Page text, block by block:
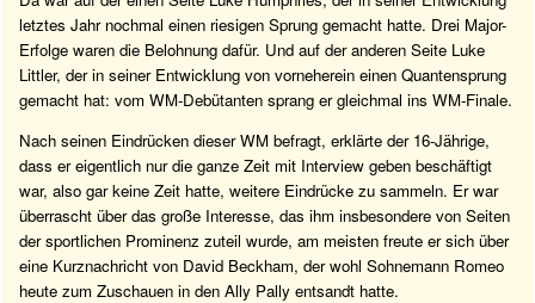
letztes Jahr nochmal einen riesigen Sprung gemacht hatte. Drei Major-
Erfolge waren die Belohnung dafür. Und auf der anderen Seite Luke
Littler, der in seiner Entwicklung von vorneherein einen Quantensprung
gemacht hat: vom WM-Debütanten sprang er gleichmal ins WM-Finale.
Nach seinen Eindrücken dieser WM befragt, erklärte der 16-Jährige,
dass er eigentlich nur die ganze Zeit mit Interview geben beschäftigt
war, also gar keine Zeit hatte, weitere Eindrücke zu sammeln. Er war
überrascht über das große Interesse, das ihm insbesondere von Seiten
der sportlichen Prominenz zuteil wurde, am meisten freute er sich über
eine Kurznachricht von David Beckham, der wohl Sohnemann Romeo
heute zum Zuschauen in den Ally Pally entsandt hatte.